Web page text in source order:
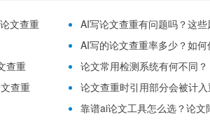
文查重
AI写论文查重有问题吗？这
AI写的论文查重率多少？如
查重
论文常用检测系统有何不同？
查重
论文查重时引用部分会被计入
靠谱ai论文工具怎么选？论